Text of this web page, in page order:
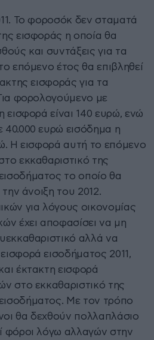
Το φοροσόκ δεν σταματά
εισφοράς η οποία θα
και συντάξεις για τα
επόμενο έτος θα επιβληθεί
εισφοράς για τα
φορολογούμενο με
εισφορά είναι 140 ευρώ, ενώ
ευρώ εισόδημα η
Η εισφορά αυτή το επόμενο
εκκαθαριστικό της
το οποίο θα
την άνοιξη του 2012.
για λόγους οικονομίας
έχει αποφασίσει να μη
αλλά να
εισοδήματος 2011,
έκτακτη εισφορά
στο εκκαθαριστικό της
Με τον τρόπο
θα δεχθούν πολλαπλάσιο
φόροι λόγω αλλαγών στην